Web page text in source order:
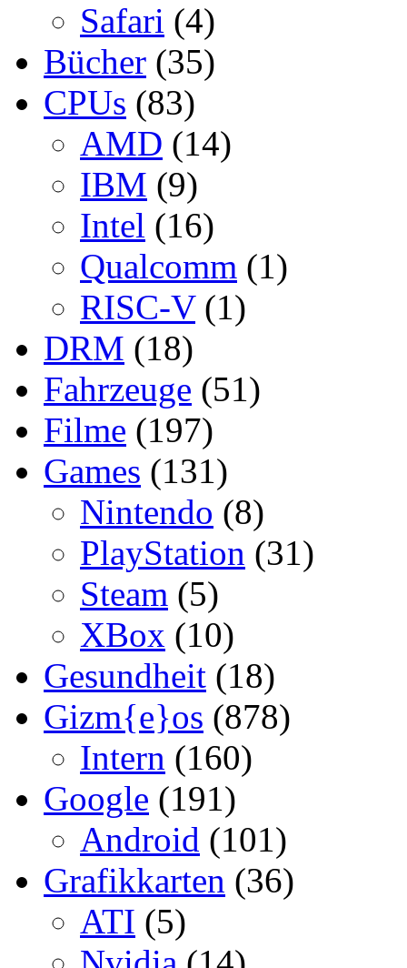
Safari (4)
Bücher (35)
CPUs (83)
AMD (14)
IBM (9)
Intel (16)
Qualcomm (1)
RISC-V(1)
DRM (18)
Fahrzeuge (51)
Filme (197)
Games (131)
Nintendo (8)
PlayStation (31)
Steam (5)
XBox (10)
Gesundheit (18)
Gizm{e}os (878)
Intern (160)
Google (191)
Android (101)
Grafikkarten (36)
ATI (5)